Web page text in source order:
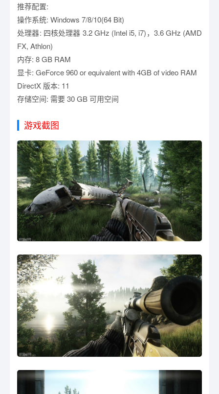
推荐配置:
操作系统: Windows 7/8/10(64 Bit)
处理器: 四核处理器 3.2 GHz (Intel i5, i7)，3.6 GHz (AMD
FX, Athlon)
内存: 8 GB RAM
显卡: GeForce 960 or equivalent with 4GB of video RAM
DirectX 版本: 11
存储空间: 需要 30 GB 可用空间
游戏截图